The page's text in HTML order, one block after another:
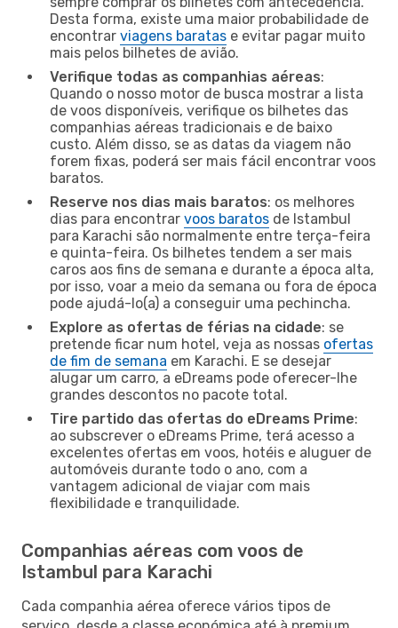
Desta forma, existe uma maior probabilidade de
encontrar viagens baratas e evitar pagar muito
mais pelos bilhetes de avião.
Verifique todas as companhias aéreas:
Quando o nosso motor de busca mostrar a lista
de voos disponíveis, verifique os bilhetes das
companhias aéreas tradicionais e de baixo
custo. Além disso, se as datas da viagem não
forem fixas, poderá ser mais fácil encontrar voos
baratos.
Reserve nos dias mais baratos: os melhores
dias para encontrar voos baratos de Istambul
para Karachi são normalmente entre terça-feira
e quinta-feira. Os bilhetes tendem a ser mais
caros aos fins de semana e durante a época alta,
por isso, voar a meio da semana ou fora de época
pode ajudá-lo(a) a conseguir uma pechincha.
Explore as ofertas de férias na cidade: se
pretende ficar num hotel, veja as nossas ofertas
de fim de semana em Karachi. E se desejar
alugar um carro, a eDreams pode oferecer-lhe
grandes descontos no pacote total.
Tire partido das ofertas do eDreams Prime:
ao subscrever o eDreams Prime, terá acesso a
excelentes ofertas em voos, hotéis e aluguer de
automóveis durante todo o ano, com a
vantagem adicional de viajar com mais
flexibilidade e tranquilidade.
Companhias aéreas com voos de
Istambul para Karachi
Cada companhia aérea oferece vários tipos de